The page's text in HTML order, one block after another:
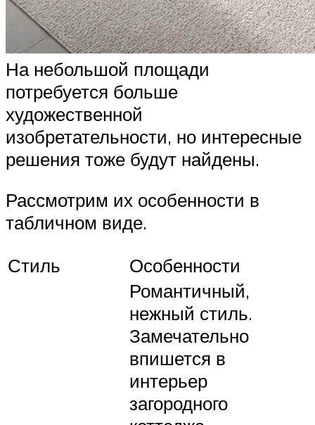
На небольшой площади
потребуется больше
художественной
изобретательности, но интересные
решения тоже будут найдены.
Рассмотрим их особенности в
табличном виде.
Стиль
Особенности
Романтичный,
нежный стиль.
Замечательно
впишется в
интерьер
загородного